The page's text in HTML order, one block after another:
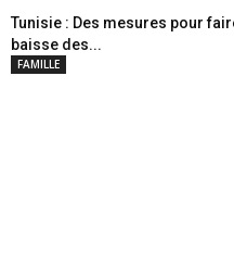
Tunisie : Des mesures pour
baisse des...
FAMILLE